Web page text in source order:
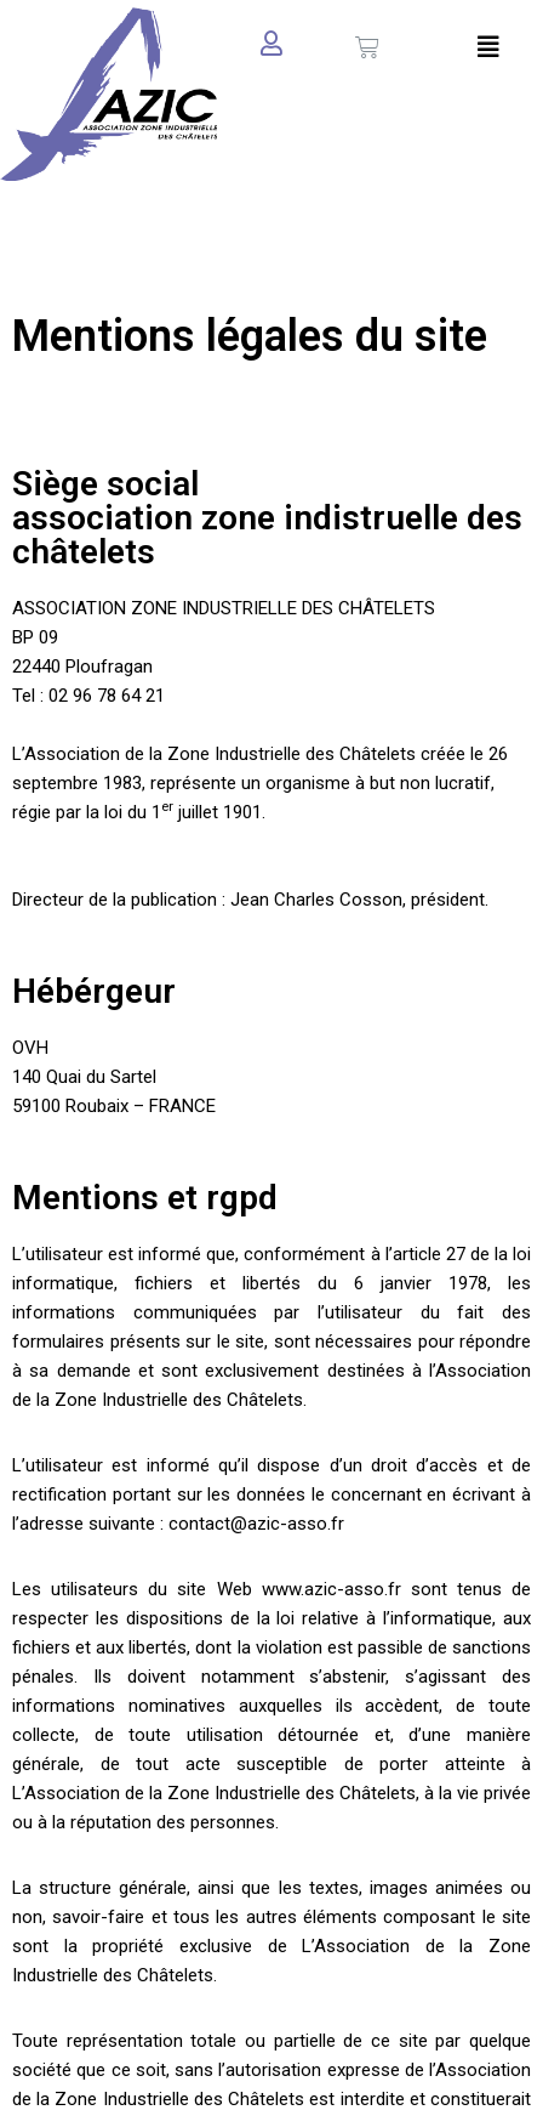
contenu
Mentions légales du site
Siège social
association zone indistruelle des
châtelets
ASSOCIATION ZONE INDUSTRIELLE DES CHÂTELETS
BP 09
22440 Ploufragan
Tel : 02 96 78 64 21
L’Association de la Zone Industrielle des Châtelets créée le 26
septembre 1983, représente un organisme à but non lucratif,
régie par la loi du 1 er juillet 1901.
Directeur de la publication : Jean Charles Cosson, président.
Hébérgeur
OVH
140 Quai du Sartel
59100 Roubaix – FRANCE
Mentions et rgpd
L’utilisateur est informé que, conformément à l’article 27 de la loi
informatique, fichiers et libertés du 6 janvier 1978, les
informations communiquées par l’utilisateur du fait des
formulaires présents sur le site, sont nécessaires pour répondre
à sa demande et sont exclusivement destinées à l’Association
de la Zone Industrielle des Châtelets.
L’utilisateur est informé qu’il dispose d’un droit d’accès et de
rectification portant sur les données le concernant en écrivant à
l’adresse suivante : contact@azic-asso.fr
Les utilisateurs du site Web www.azic-asso.fr sont tenus de
respecter les dispositions de la loi relative à l’informatique, aux
fichiers et aux libertés, dont la violation est passible de sanctions
pénales. Ils doivent notamment s’abstenir, s’agissant des
informations nominatives auxquelles ils accèdent, de toute
collecte, de toute utilisation détournée et, d’une manière
générale, de tout acte susceptible de porter atteinte à
L’Association de la Zone Industrielle des Châtelets, à la vie privée
ou à la réputation des personnes.
La structure générale, ainsi que les textes, images animées ou
non, savoir-faire et tous les autres éléments composant le site
sont la propriété exclusive de L’Association de la Zone
Industrielle des Châtelets.
Toute représentation totale ou partielle de ce site par quelque
société que ce soit, sans l’autorisation expresse de l’Association
de la Zone Industrielle des Châtelets est interdite et constituerait